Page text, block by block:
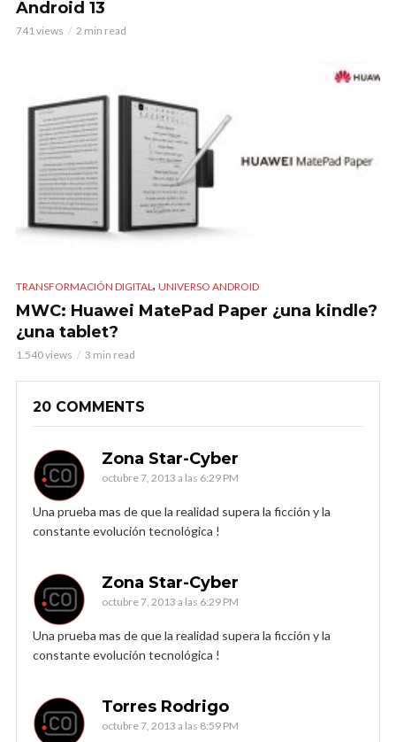
Android 13
741 views 2 min read
TRANSFORMACIÓN DIGITAL , UNIVERSO ANDROID
MWC: Huawei MatePad Paper ¿una kindle?
¿una tablet?
1.540 views 3 min read
20 COMMENTS
Zona Star-Cyber
octubre 7, 2013 a las 6:29 PM
Una prueba mas de que la realidad supera la ficción y la
constante evolución tecnológica !
Zona Star-Cyber
octubre 7, 2013 a las 6:29 PM
Una prueba mas de que la realidad supera la ficción y la
constante evolución tecnológica !
Torres Rodrigo
octubre 7, 2013 a las 8:59 PM